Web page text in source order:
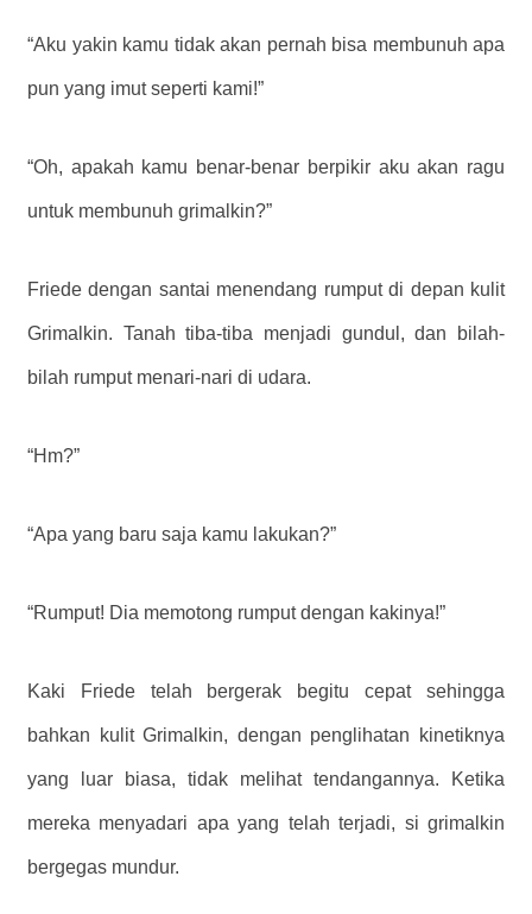
“Aku yakin kamu tidak akan pernah bisa membunuh apa
pun yang imut seperti kami!”
“Oh, apakah kamu benar-benar berpikir aku akan ragu
untuk membunuh grimalkin?”
Friede dengan santai menendang rumput di depan kulit
Grimalkin. Tanah tiba-tiba menjadi gundul, dan bilah-
bilah rumput menari-nari di udara.
“Hm?”
“Apa yang baru saja kamu lakukan?”
“Rumput! Dia memotong rumput dengan kakinya!”
Kaki Friede telah bergerak begitu cepat sehingga
bahkan kulit Grimalkin, dengan penglihatan kinetiknya
yang luar biasa, tidak melihat tendangannya. Ketika
mereka menyadari apa yang telah terjadi, si grimalkin
bergegas mundur.